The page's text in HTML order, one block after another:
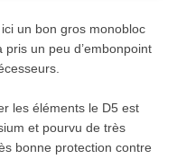
un bon gros monobloc
pris un peu d’embonpoint
les éléments le D5 est
et pourvu de très
bonne protection contre